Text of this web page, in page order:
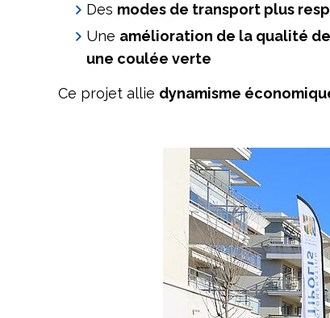
Des modes de transport plus
Une amélioration de la qualité
une coulée verte
Ce projet allie dynamisme